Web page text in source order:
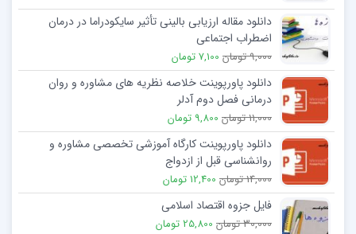
دانلود مقاله ارزیابی بالینی تأثیر سایکودراما در درمان
اضطراب اجتماعی
9,000 تومان 7,100 تومان
دانلود پاورپوینت خلاصه نظریه های مشاوره و روان
درمانی فصل دوم آدلر
11,000 تومان 9,800 تومان
دانلود پاورپوینت کارگاه آموزشی تخصصی مشاوره و
روانشناسی قبل از ازدواج
14,000 تومان 12,400 تومان
فایل جزوه اقتصاد اسلامی
30,000 تومان 25,800 تومان